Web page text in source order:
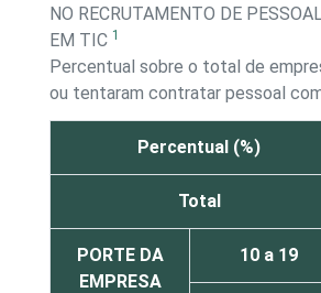
NO RECRUTAMENTO DE
EM TIC 1
Percentual sobre o total de
ou tentaram contratar pessoal com
Percentual (%)
Total
PORTE DA
EMPRESA
10 a 19